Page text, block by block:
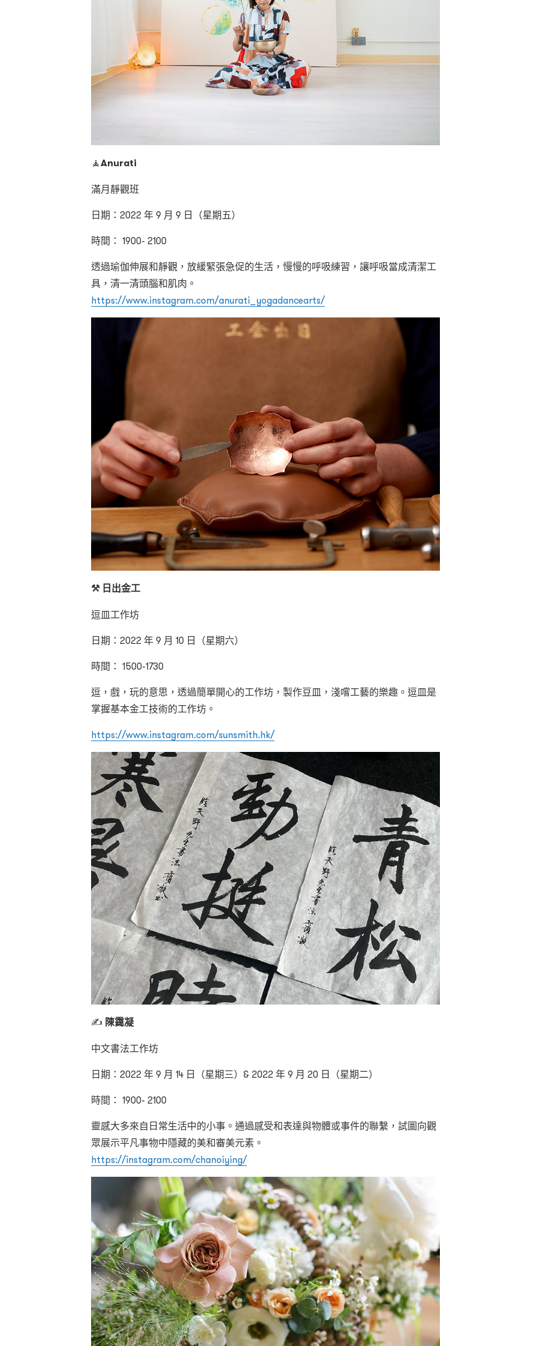
🧘Anurati
滿月靜觀班
日期：2022 年 9 月 9 日（星期五）
時間： 1900- 2100
透過瑜伽伸展和靜觀，放緩緊張急促的生活，慢慢的呼吸練習，讓呼吸當成清潔工
具，清一清頭腦和肌肉。
https://www.instagram.com/anurati_yogadancearts/
⚒️ 日出金工
逗皿工作坊
日期：2022 年 9 月 10 日（星期六）
時間： 1500-1730
逗，戲，玩的意思，透過簡單開心的工作坊，製作豆皿，淺嚐工藝的樂趣。逗皿是
掌握基本金工技術的工作坊。
https://www.instagram.com/sunsmith.hk/
✍ 陳靄凝
中文書法工作坊
日期：2022 年 9 月 14 日（星期三）& 2022 年 9 月 20 日（星期二）
時間： 1900- 2100
靈感大多來自日常生活中的小事。通過感受和表達與物體或事件的聯繫，試圖向觀
眾展示平凡事物中隱藏的美和審美元素。
https://instagram.com/chanoiying/